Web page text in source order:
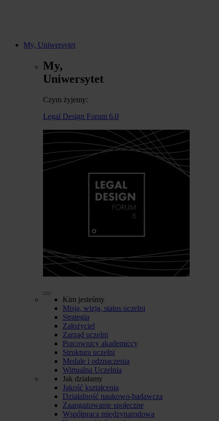
My, Uniwersytet
My,
Uniwersytet
Czym żyjemy:
Legal Design Forum 6.0
Kim jesteśmy
Misja, wizja, status uczelni
Strategia
Założyciel
Zarząd uczelni
Pracownicy akademiccy
Struktura uczelni
Medale i odznaczenia
Wirtualna Uczelnia
Jak działamy
Jakość kształcenia
Działalność naukowo-badawcza
Zaangażowanie społeczne
Współpraca międzynarodowa